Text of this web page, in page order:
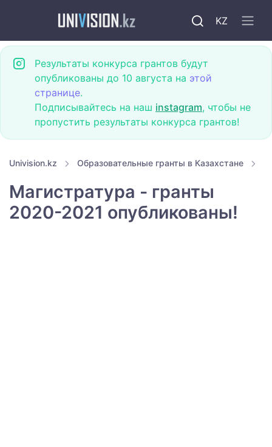
KZ
Результаты конкурса грантов будут
опубликованы до 10 августа на этой
странице.
Подписывайтесь на наш instagram, чтобы не
пропустить результаты конкурса грантов!
Univision.kz Образовательные гранты в Казахстане
Магистратура - гранты
2020-2021 опубликованы!